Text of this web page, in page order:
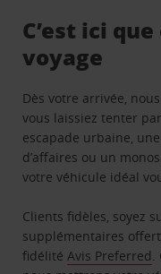
C’est ici
voyage
Dès votre arrivée,
vous laissiez tenter
escapade urbaine,
d’affaires ou un
votre véhicule idéal
Clients fidèles, soyez
supplémentaires
fidélitéAvis Preferred.